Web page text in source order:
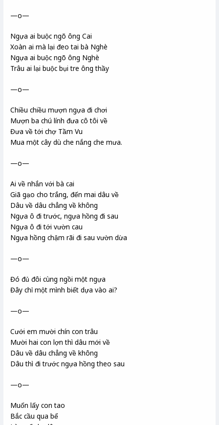
—o—
Ngựa ai buộc ngõ ông Cai
Xoàn ai mà lại đeo tai bà Nghè
Ngựa ai buộc ngõ ông Nghè
Trâu ai lại buộc bụi tre ông thầy
—o—
Chiều chiều mượn ngựa đi chơi
Mượn ba chú lính đưa cô tôi về
Đưa về tới chợ Tầm Vu
Mua một cây dù che nắng che mưa.
—o—
Ai về nhắn với bà cai
Giã gạo cho trắng, đến mai dâu về
Dâu về dâu chẳng về không
Ngựa ô đi trước, ngựa hồng đi sau
Ngựa ô đi tới vườn cau
Ngựa hồng chậm rãi đi sau vườn dừa
—o—
Đó đủ đôi cùng ngồi một ngựa
Đây chỉ một mình biết dựa vào ai?
—o—
Cưới em mười chín con trâu
Mười hai con lợn thì dâu mới về
Dâu về dâu chẳng về không
Dâu thì đi trước ngựa hồng theo sau
—o—
Muốn lấy con tao
Bắc cầu qua bể